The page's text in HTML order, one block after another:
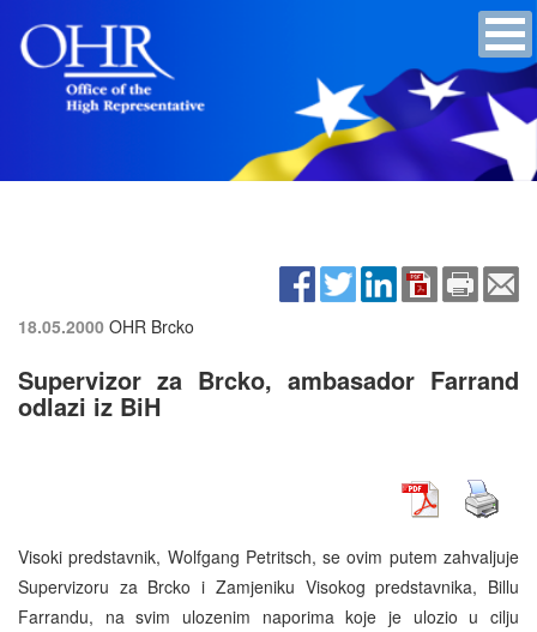
18.05.2000 OHR Brcko
Supervizor za Brcko, ambasador Farrand
odlazi iz BiH
Visoki predstavnik, Wolfgang Petritsch, se ovim putem zahvaljuje
Supervizoru za Brcko i Zamjeniku Visokog predstavnika, Billu
Farrandu, na svim ulozenim naporima koje je ulozio u cilju